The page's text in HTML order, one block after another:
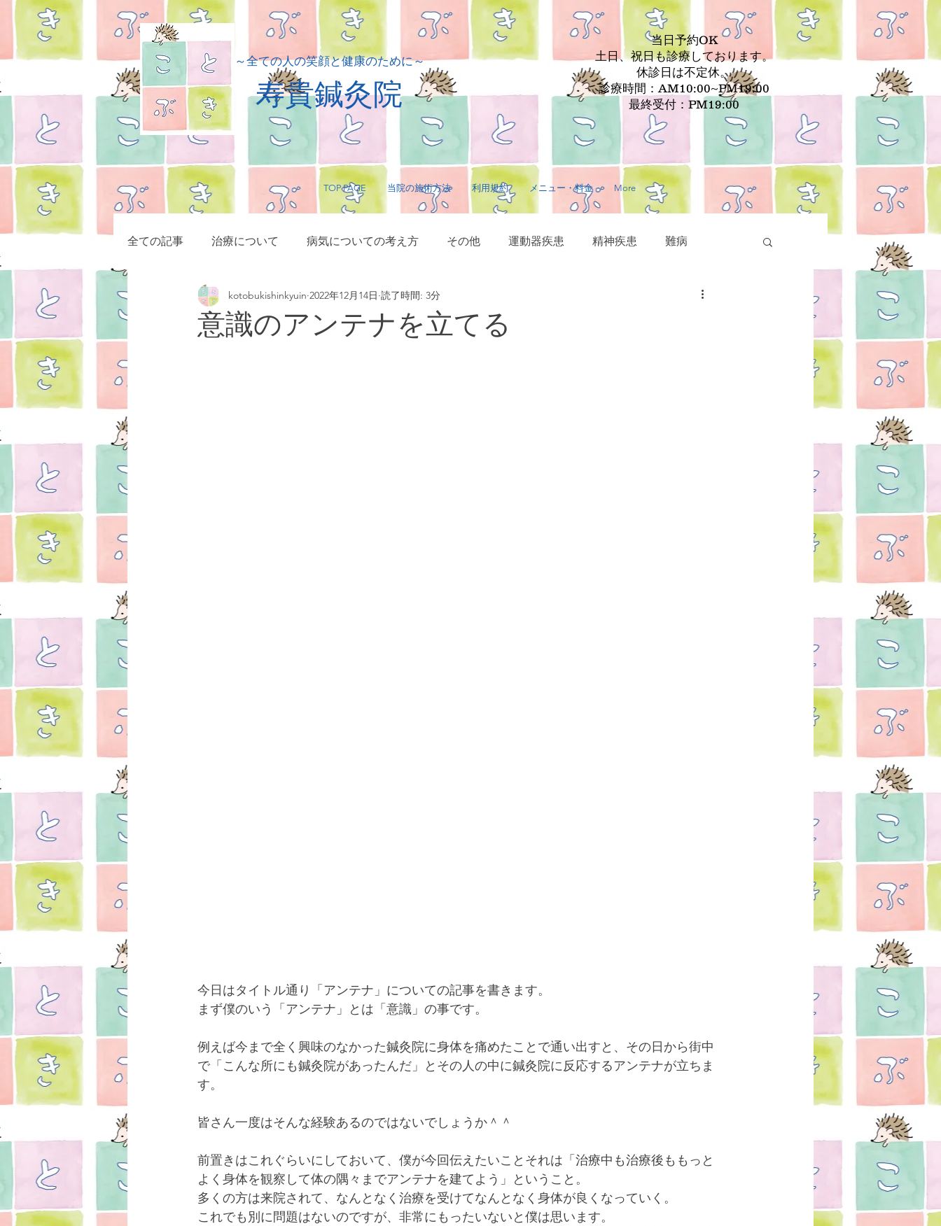
​～全ての人の笑顔と健康のために～
​寿貴鍼灸院
当日予約OK
土日、祝日も診療しております。
休診日は不定休。
診療時間：AM10:00~PM19:00
最終受付：PM19:00
TOP PAGE 当院の施術方法 利用規約 メニュー・料金 More
全ての記事 治療について 病気についての考え方 その他 運動器疾患 精神疾患 難病
小児疾患 症例集 マッサージ・指圧 毛髪に関する疾患 皮膚疾患
意識のアンテナを立てる
kotobukishinkyuin 2022年12月14日 読了時間: 3分
今日はタイトル通り「アンテナ」についての記事を書きます。
まず僕のいう「アンテナ」とは「意識」の事です。
例えば今まで全く興味のなかった鍼灸院に身体を痛めたことで通い出すと、その日から街中
で「こんな所にも鍼灸院があったんだ」とその人の中に鍼灸院に反応するアンテナが立ちま
す。
皆さん一度はそんな経験あるのではないでしょうか＾＾
前置きはこれぐらいにしておいて、僕が今回伝えたいことそれは「治療中も治療後ももっと
よく身体を観察して体の隅々までアンテナを建てよう」ということ。
多くの方は来院されて、なんとなく治療を受けてなんとなく身体が良くなっていく。
これでも別に問題はないのですが、非常にもったいないと僕は思います。